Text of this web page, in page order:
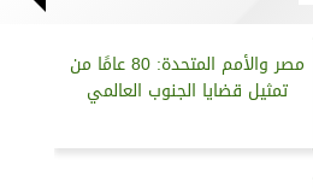
مصر والأمم المتحدة: 80 عامًا من
تمثيل قضايا الجنوب العالمي